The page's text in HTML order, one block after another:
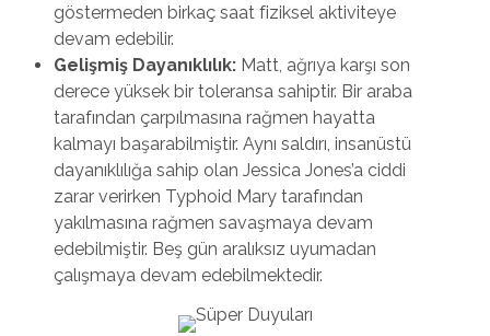
göstermeden birkaç saat fiziksel aktiviteye
devam edebilir.
Gelişmiş Dayanıklılık:Matt, ağrıya karşı son
derece yüksek bir toleransa sahiptir. Bir araba
tarafından çarpılmasına rağmen hayatta
kalmayı başarabilmiştir. Aynı saldırı, insanüstü
dayanıklılığa sahip olan Jessica Jones’a ciddi
zarar verirken Typhoid Mary tarafından
yakılmasına rağmen savaşmaya devam
edebilmiştir. Beş gün aralıksız uyumadan
çalışmaya devam edebilmektedir.